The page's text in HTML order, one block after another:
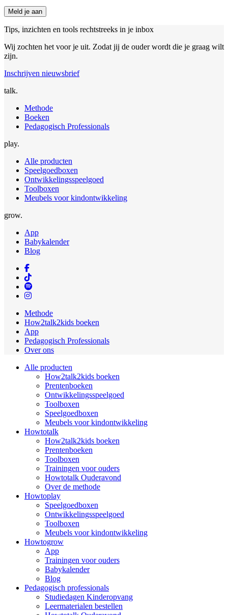
Meld je aan
Tips, inzichten en tools rechtstreeks in je inbox
Wij zochten het voor je uit. Zodat jij de ouder wordt die je graag wilt
zijn.
Inschrijven nieuwsbrief
talk.
Methode
Boeken
Pedagogisch Professionals
play.
Alle producten
Speelgoedboxen
Ontwikkelingsspeelgoed
Toolboxen
Meubels voor kindontwikkeling
grow.
App
Babykalender
Blog
Methode
How2talk2kids boeken
App
Pedagogisch Professionals
Over ons
Alle producten
How2talk2kids boeken
Prentenboeken
Ontwikkelingsspeelgoed
Toolboxen
Speelgoedboxen
Meubels voor kindontwikkeling
Howtotalk
How2talk2kids boeken
Prentenboeken
Toolboxen
Trainingen voor ouders
Howtotalk Ouderavond
Over de methode
Howtoplay
Speelgoedboxen
Ontwikkelingsspeelgoed
Toolboxen
Meubels voor kindontwikkeling
Howtogrow
App
Trainingen voor ouders
Babykalender
Blog
Pedagogisch professionals
Studiedagen Kinderopvang
Leermaterialen bestellen